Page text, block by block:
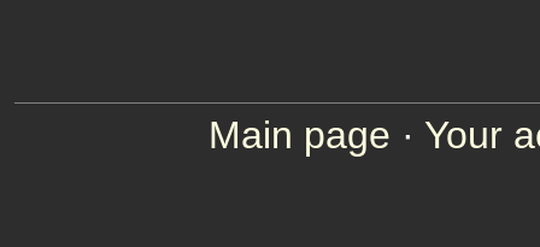
Main page · Your